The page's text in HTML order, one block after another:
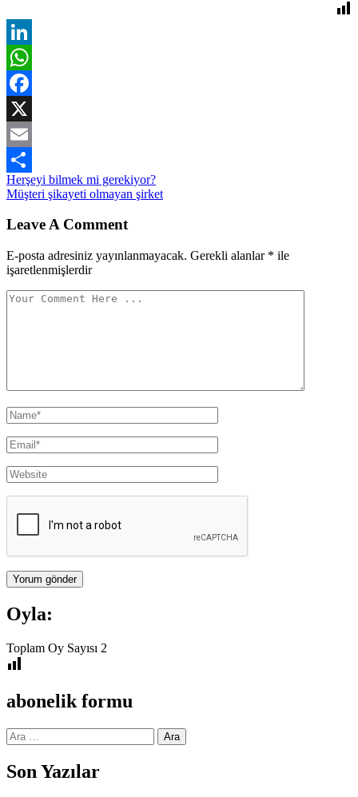
LinkedIn
WhatsApp
Facebook
X
Email
Share
Yazı
gezinmesi
Herşeyi bilmek mi gerekiyor?
Müşteri şikayeti olmayan şirket
Leave A Comment
E-posta adresiniz yayınlanmayacak. Gerekli alanlar * ile
işaretlenmişlerdir
Oyla:
Toplam Oy Sayısı 2
abonelik formu
Arama:
Son Yazılar